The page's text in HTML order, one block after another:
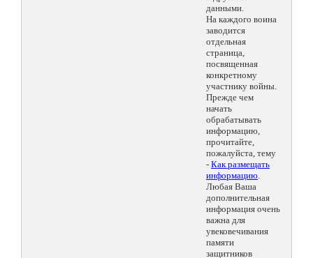
данными.
На каждого воина
заводится
отдельная
страница,
посвященная
конкретному
участнику войны.
Прежде чем
начать
обрабатывать
информацию,
прочитайте,
пожалуйста, тему
- Как размещать
информацию.
Любая Ваша
дополнительная
информация очень
важна для
увековечивания
памяти
защитников